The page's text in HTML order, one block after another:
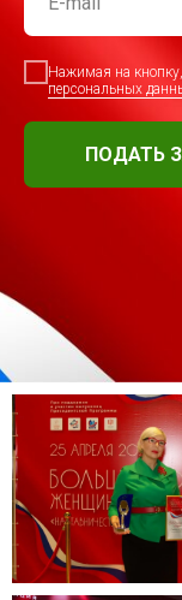
Нажимая на кнопку,
персональных
ПОДАТЬ